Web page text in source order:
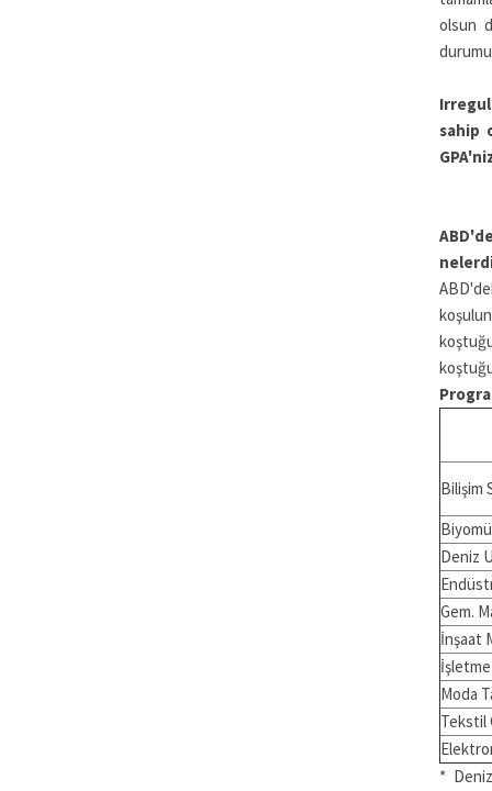
olsun
sahip
Bilişim
Deniz
Gem.
İnşaat
İşletme
Moda
Tekstil
*